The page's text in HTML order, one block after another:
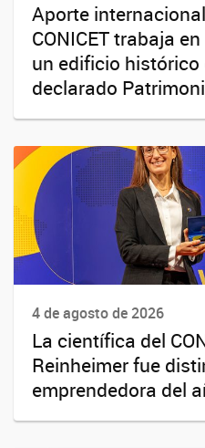
Aporte
CONICET trabaja
un edificio histórico
declarado
4 de agosto de 2026
La científica del
Reinheimer fue
emprendedora del